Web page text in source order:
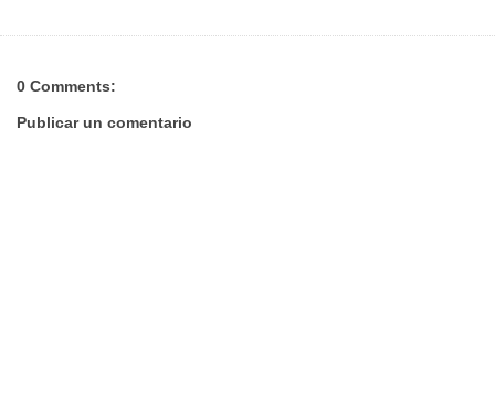
0 Comments:
Publicar un comentario